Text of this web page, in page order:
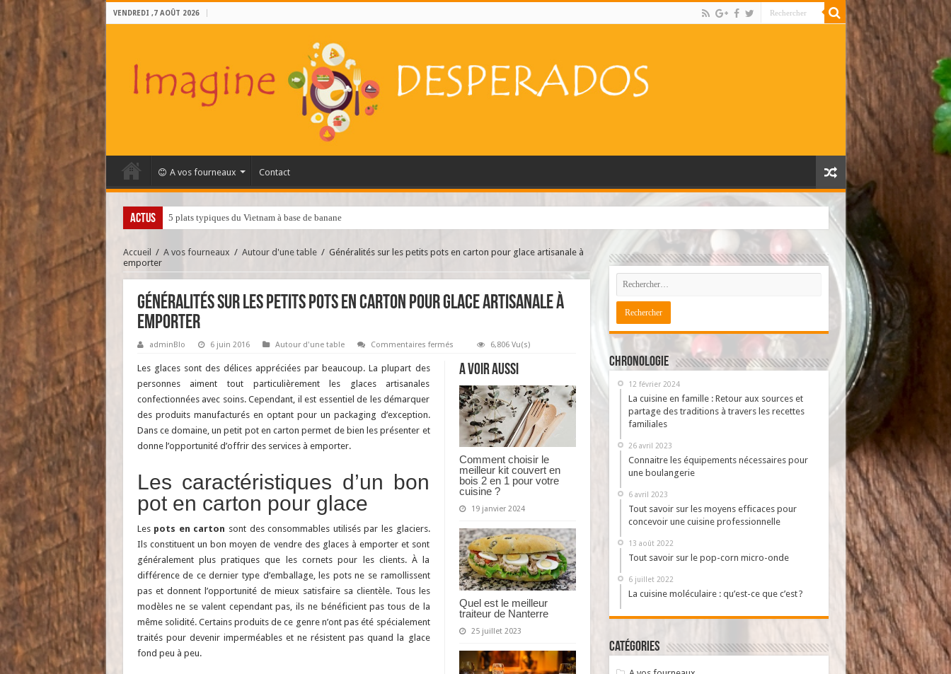
VENDREDI ,7 AOÛT 2026
A vos fourneaux Contact
ACTUS Quels ingrédients se cachent dans la chapelure ?
Accueil / A vos fourneaux / Autour d'une table / Généralités sur les petits pots en carton pour glace artisanale à
emporter
Généralités sur les petits pots en carton pour glace artisanale à
emporter
adminBlo 6 juin 2016 Autour d'une table Commentaires ferméssur
sur
les
pots
en
carton
pour
glace
artisanale
emporter
6,806 Vu(s)
A voir aussi
Comment choisir le
meilleur kit couvert en
bois 2 en 1 pour votre
cuisine ?
19 janvier 2024
Quel est le meilleur
traiteur de Nanterre
25 juillet 2023
Les glaces sont des délices appréciées par beaucoup. La plupart des
personnes aiment tout particulièrement les glaces artisanales
confectionnées avec soins. Cependant, il est essentiel de les démarquer
des produits manufacturés en optant pour un packaging d’exception.
Dans ce domaine, un petit pot en carton permet de bien les présenter et
donne l’opportunité d’offrir des services à emporter.
Les caractéristiques d’un bon
pot en carton pour glace
Les pots en carton sont des consommables utilisés par les glaciers.
Ils constituent un bon moyen de vendre des glaces à emporter et sont
généralement plus pratiques que les cornets pour les clients. À la
différence de ce dernier type d’emballage, les pots ne se ramollissent
pas et donnent l’opportunité de mieux satisfaire sa clientèle. Tous les
modèles ne se valent cependant pas, ils ne bénéficient pas tous de la
même solidité. Certains produits de ce genre n’ont pas été spécialement
traités pour devenir imperméables et ne résistent pas quand la glace
fond peu à peu.
Chronologie
12 février 2024
La cuisine en famille : Retour aux sources et
partage des traditions à travers les recettes
familiales
26 avril 2023
Connaitre les équipements nécessaires pour
une boulangerie
6 avril 2023
Tout savoir sur les moyens efficaces pour
concevoir une cuisine professionnelle
13 août 2022
Tout savoir sur le pop-corn micro-onde
6 juillet 2022
La cuisine moléculaire : qu’est-ce que c’est ?
Catégories